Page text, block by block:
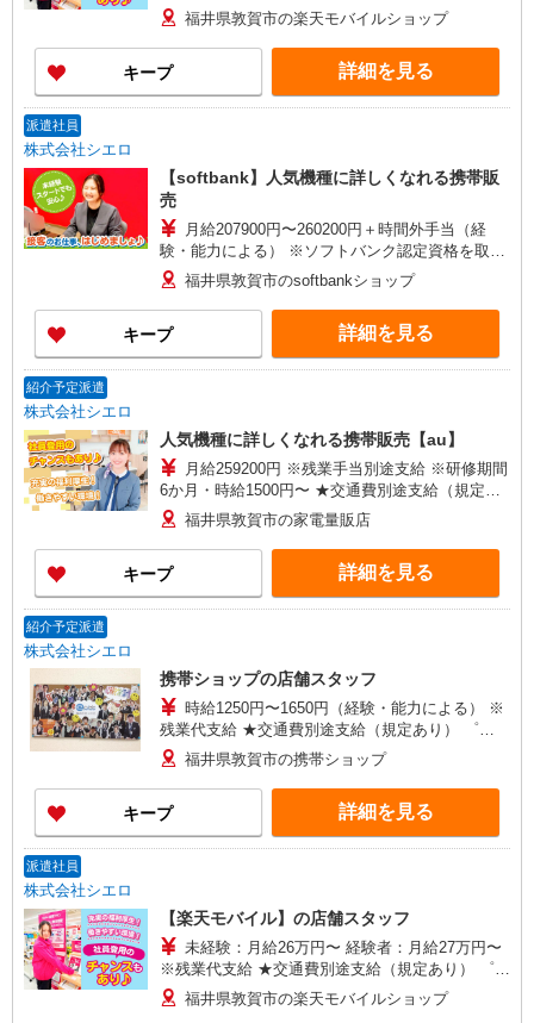
+゜・。○。・゜+゜・。○。・゜+゜ 入社祝い金10
万円支給(規定有) お友達を紹介頂くと, インセンテ
ィブ支給(規定有) ゜・。○。・゜+゜・。○。・゜
+゜
福井県敦賀市の楽天モバイルショップ
キープ 詳細を見る
派遣社員
株式会社シエロ
【softbank】人気機種に詳しくなれる携帯販
売
月給207900円〜260200円＋時間外手当（経
験・能力による） ※ソフトバンク認定資格を取得
すると資格手当が追加支給されます（待遇参照）
※時間外手当は別途全額支給（1分単位）賞与年2
回（6月・12月）昇給年1回（7月） ★交通費別途
支給（規定あり） ゜+゜・。○。・゜+゜・。
○。・゜+゜ 入社祝い金10万円支給(規定有) お友達
福井県敦賀市のsoftbankショップ
キープ 詳細を見る
紹介予定派遣
株式会社シエロ
人気機種に詳しくなれる携帯販売【au】
月給259200円 ※残業手当別途支給 ※研修期間
6か月・時給1500円〜 ★交通費別途支給（規定あ
り） ゜+゜・。○。・゜+゜・。○。・゜+゜ 入社
祝い金10万円支給(規定有) お友達を紹介頂くと, イ
ンセンティブ支給(規定有) ゜・。○。・゜+゜・。
○。・゜+゜
福井県敦賀市の家電量販店
キープ 詳細を見る
紹介予定派遣
株式会社シエロ
携帯ショップの店舗スタッフ
時給1250円〜1650円（経験・能力による） ※
残業代支給 ★交通費別途支給（規定あり） ゜
+゜・。○。・゜+゜・。○。・゜+゜ 入社祝い金10
万円支給(規定有) お友達を紹介頂くと, インセンテ
ィブ支給(規定有) ★月2回払い・週払い可能（規程
有）★ ゜・。○。・゜+゜・。○。・゜+゜
福井県敦賀市の携帯ショップ
キープ 詳細を見る
派遣社員
株式会社シエロ
【楽天モバイル】の店舗スタッフ
未経験：月給26万円〜 経験者：月給27万円〜
※残業代支給 ★交通費別途支給（規定あり） ゜
+゜・。○。・゜+゜・。○。・゜+゜ 入社祝い金10
万円支給(規定有) お友達を紹介頂くと, インセンテ
福井県敦賀市の楽天モバイルショップ